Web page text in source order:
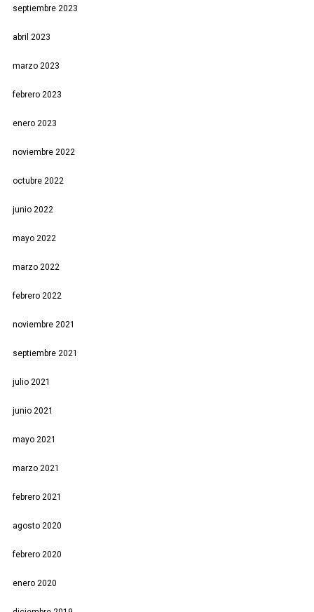
septiembre 2023
abril 2023
marzo 2023
febrero 2023
enero 2023
noviembre 2022
octubre 2022
junio 2022
mayo 2022
marzo 2022
febrero 2022
noviembre 2021
septiembre 2021
julio 2021
junio 2021
mayo 2021
marzo 2021
febrero 2021
agosto 2020
febrero 2020
enero 2020